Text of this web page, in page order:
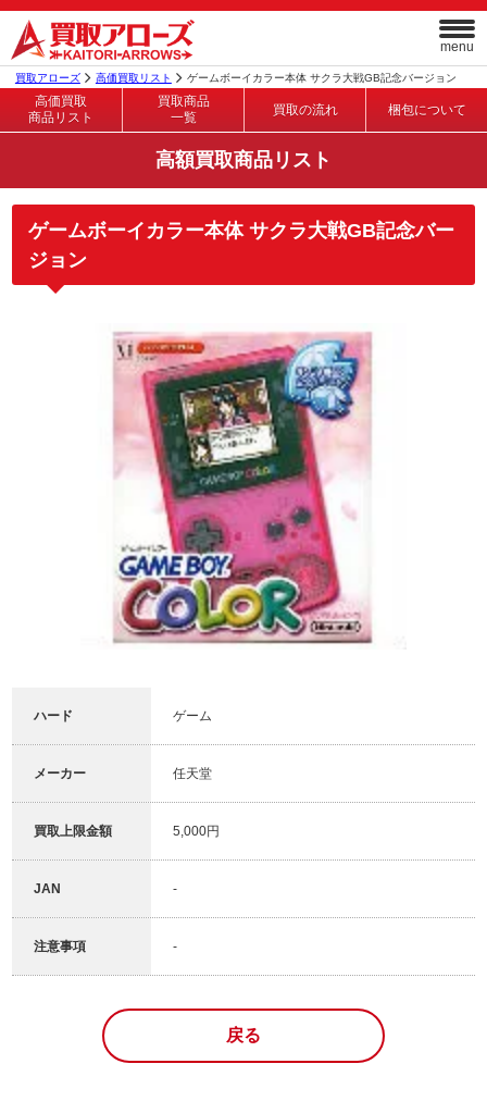
menu
買取アローズ 高価買取リスト ゲームボーイカラー本体 サクラ大戦GB記念バージョン
高価買取
商品リスト
買取商品
一覧
買取の流れ 梱包について
高額買取商品リスト
ゲームボーイカラー本体 サクラ大戦GB記念バー
ジョン
ハード ゲーム
メーカー 任天堂
買取上限金額 5,000円
JAN -
注意事項 -
戻る